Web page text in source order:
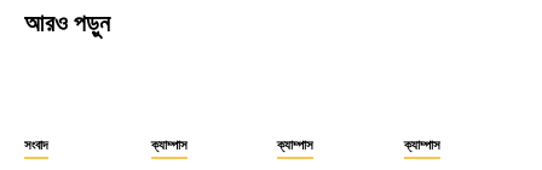
আরও পড়ুন
সংবাদ ক্যাম্পাস ক্যাম্পাস ক্যাম্পাস